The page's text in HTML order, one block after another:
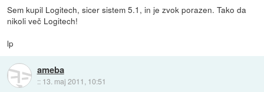
Sem kupil Logitech, sicer sistem 5.1, in je zvok porazen. Tako da
nikoli več Logitech!
lp
ameba
:: 13. maj 2011, 10:51